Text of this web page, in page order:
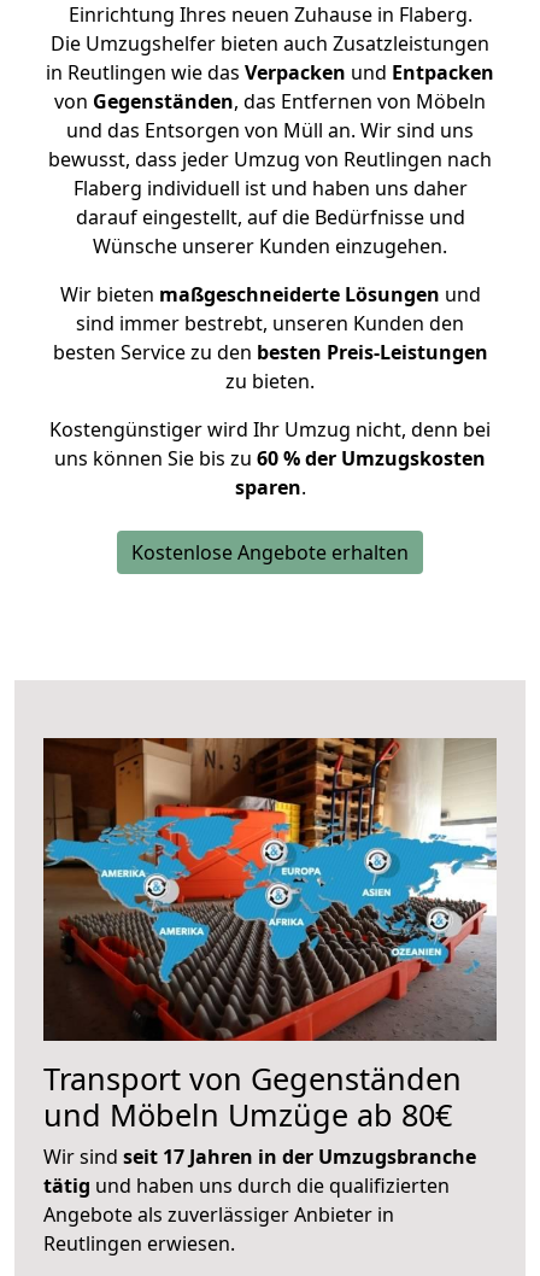
Einrichtung Ihres neuen Zuhause in Flaberg.
Die Umzugshelfer bieten auch Zusatzleistungen
in Reutlingen wie das Verpacken und Entpacken
von Gegenständen, das Entfernen von Möbeln
und das Entsorgen von Müll an. Wir sind uns
bewusst, dass jeder Umzug von Reutlingen nach
Flaberg individuell ist und haben uns daher
darauf eingestellt, auf die Bedürfnisse und
Wünsche unserer Kunden einzugehen.
Wir bieten maßgeschneiderte Lösungen und
sind immer bestrebt, unseren Kunden den
besten Service zu den besten Preis-Leistungen
zu bieten.
Kostengünstiger wird Ihr Umzug nicht, denn bei
uns können Sie bis zu 60 % der Umzugskosten
sparen.
Kostenlose Angebote erhalten
Transport von Gegenständen
und Möbeln Umzüge ab 80€
Wir sind seit 17 Jahren in der Umzugsbranche
tätig und haben uns durch die qualifizierten
Angebote als zuverlässiger Anbieter in
Reutlingen erwiesen.